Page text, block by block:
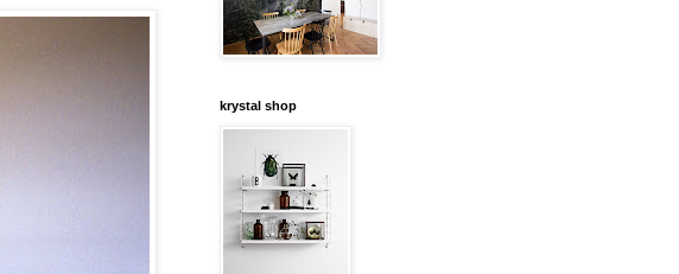
krystal shop